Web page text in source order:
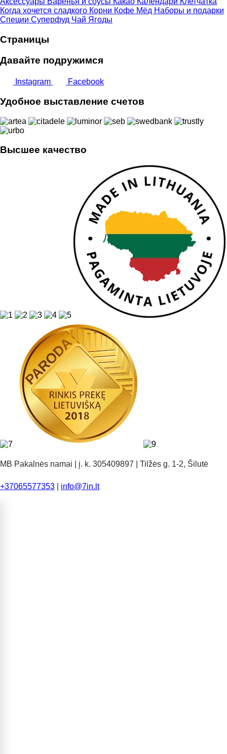
Когда хочется сладкого Корни Кофе Мёд Наборы и подарки
Специи Суперфуд Чай Ягоды
Страницы
Давайте подружимся
Instagram Facebook
Удобное выставление счетов
Высшее качество
MB Pakalnės namai | į. k. 305409897 | Tilžės g. 1-2, Šilutė
+37065577353 info@7in.lt